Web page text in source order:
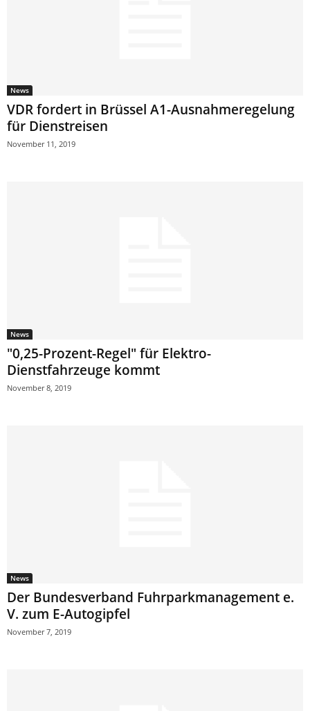
News
VDR fordert in Brüssel A1-Ausnahmeregelung
für Dienstreisen
November 11, 2019
News
"0,25-Prozent-Regel" für Elektro-
Dienstfahrzeuge kommt
November 8, 2019
News
Der Bundesverband Fuhrparkmanagement e.
V. zum E-Autogipfel
November 7, 2019